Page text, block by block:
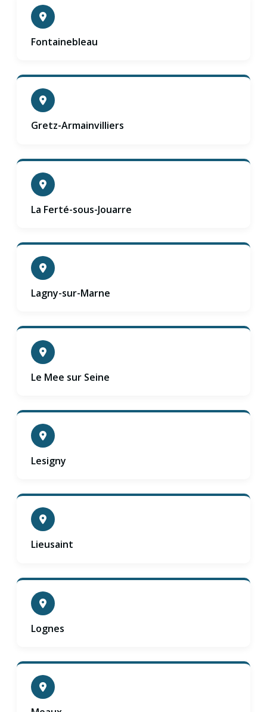
Fontainebleau
Gretz-Armainvilliers
La Ferté-sous-Jouarre
Lagny-sur-Marne
Le Mee sur Seine
Lesigny
Lieusaint
Lognes